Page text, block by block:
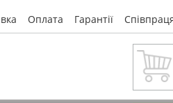
Оплата Гарантії